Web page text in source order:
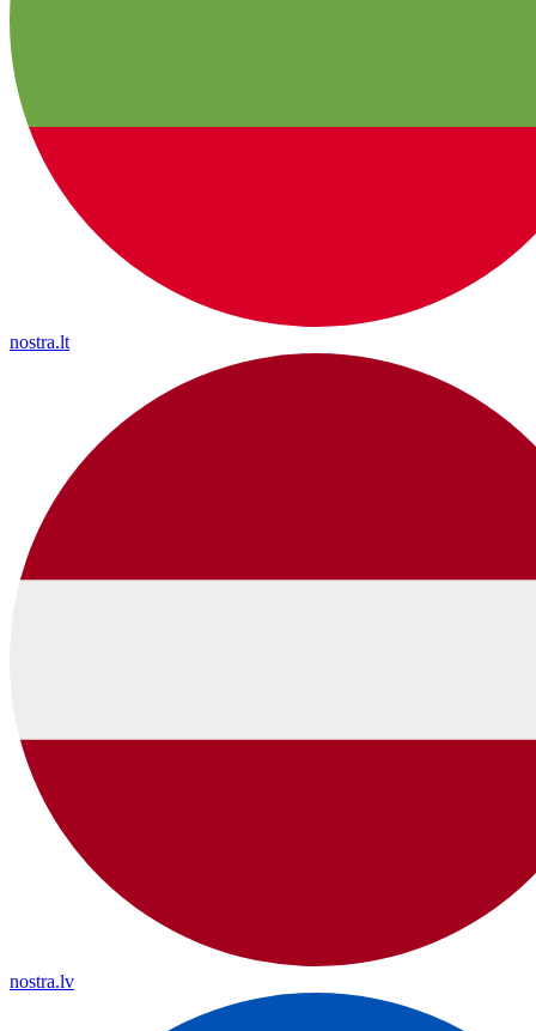
nostra.lt
nostra.lv